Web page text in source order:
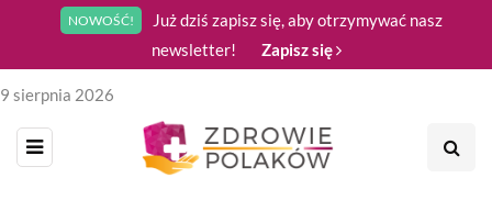
NOWOŚĆ!
Już dziś zapisz się, aby otrzymywać nasz
newsletter!
Zapisz się
9 sierpnia 2026